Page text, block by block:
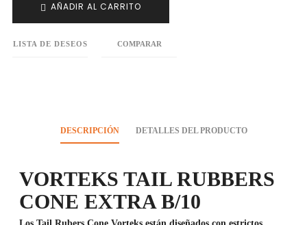
AÑADIR AL CARRITO
LISTA DE DESEOS COMPARAR
DESCRIPCIÓN DETALLES DEL PRODUCTO
VORTEKS TAIL RUBBERS
CONE EXTRA B/10